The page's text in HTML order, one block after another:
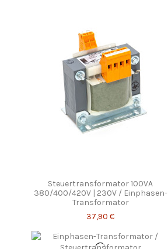
Steuertransformator 100VA
380/400/420V | 230V / Einphasen-
Transformator
37,90 €